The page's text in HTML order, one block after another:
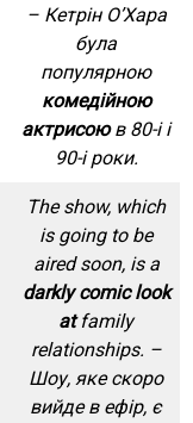
– Кетрін О’Хара
була
популярною
комедійною
актрисоюв 80-і і
90-і роки.
The show, which
is going to be
aired soon, is a
darkly comic look
atfamily
relationships. –
Шоу, яке скоро
вийде в ефір, є